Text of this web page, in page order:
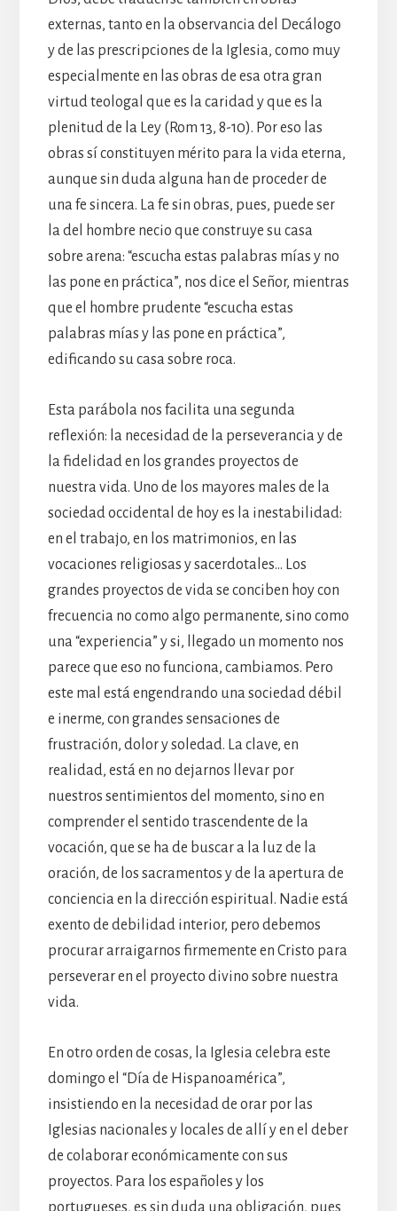
externas, tanto en la observancia del Decálogo
y de las prescripciones de la Iglesia, como muy
especialmente en las obras de esa otra gran
virtud teologal que es la caridad y que es la
plenitud de la Ley (Rom 13, 8-10). Por eso las
obras sí constituyen mérito para la vida eterna,
aunque sin duda alguna han de proceder de
una fe sincera. La fe sin obras, pues, puede ser
la del hombre necio que construye su casa
sobre arena: “escucha estas palabras mías y no
las pone en práctica”, nos dice el Señor, mientras
que el hombre prudente “escucha estas
palabras mías y las pone en práctica”,
edificando su casa sobre roca.
Esta parábola nos facilita una segunda
reflexión: la necesidad de la perseverancia y de
la fidelidad en los grandes proyectos de
nuestra vida. Uno de los mayores males de la
sociedad occidental de hoy es la inestabilidad:
en el trabajo, en los matrimonios, en las
vocaciones religiosas y sacerdotales… Los
grandes proyectos de vida se conciben hoy con
frecuencia no como algo permanente, sino como
una “experiencia” y si, llegado un momento nos
parece que eso no funciona, cambiamos. Pero
este mal está engendrando una sociedad débil
e inerme, con grandes sensaciones de
frustración, dolor y soledad. La clave, en
realidad, está en no dejarnos llevar por
nuestros sentimientos del momento, sino en
comprender el sentido trascendente de la
vocación, que se ha de buscar a la luz de la
oración, de los sacramentos y de la apertura de
conciencia en la dirección espiritual. Nadie está
exento de debilidad interior, pero debemos
procurar arraigarnos firmemente en Cristo para
perseverar en el proyecto divino sobre nuestra
vida.
En otro orden de cosas, la Iglesia celebra este
domingo el “Día de Hispanoamérica”,
insistiendo en la necesidad de orar por las
Iglesias nacionales y locales de allí y en el deber
de colaborar económicamente con sus
proyectos. Para los españoles y los
portugueses, es sin duda una obligación, pues